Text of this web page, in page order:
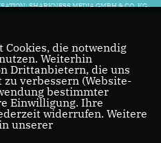
SHARKNESS MEDIA GMBH & CO. KG
Cookies, die notwendig
Weiterhin
Drittanbietern, die uns
verbessern (Website-
bestimmter
Einwilligung. Ihre
widerrufen. Weitere
unserer